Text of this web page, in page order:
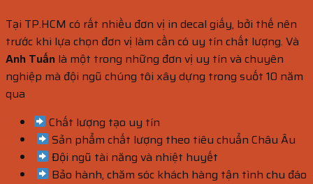
Tại TP.HCM có rất nhiều đơn vị in decal giấy, bởi thế nên
trước khi lựa chọn đơn vị làm cần có uy tín chất lượng. Và
Anh Tuấn là một trong những đơn vị uy tín và chuyên
nghiệp mà đội ngũ chúng tôi xây dựng trong suốt 10 năm
qua
Chất lượng tạo uy tín
Sản phẩm chất lượng theo tiêu chuẩn Châu Âu
Đội ngũ tài năng và nhiệt huyết
Bảo hành, chăm sóc khách hàng tận tình chu đáo